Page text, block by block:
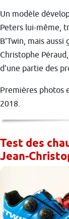
Un modèle
Peters lui-même,
B'Twin, mais
Christophe
d'une partie des
Premières photos
2018.
Test des
Jean-